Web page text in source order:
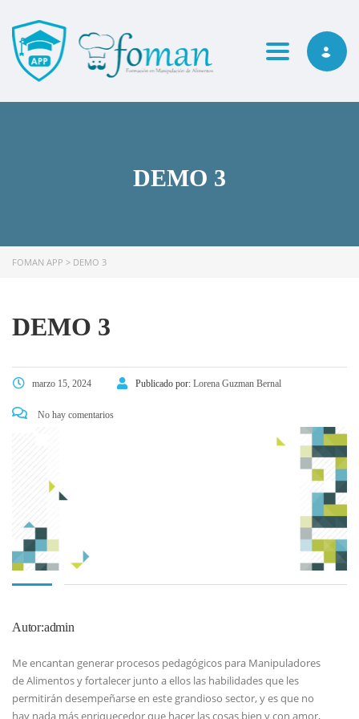
Toggle
DEMO 3
FOMAN APP > DEMO 3
DEMO 3
marzo 15, 2024 Publicado por: Lorena Guzman Bernal
No hay comentarios
Autor:admin
Me encantan generar procesos pedagógicos para Manipuladores
de Alimentos y fortalecer junto a ellos las habilidades que les
permitirán desempeñarse en este grandioso sector, y es que no
hay nada más enriquecedor que hacer las cosas bien y con amor,